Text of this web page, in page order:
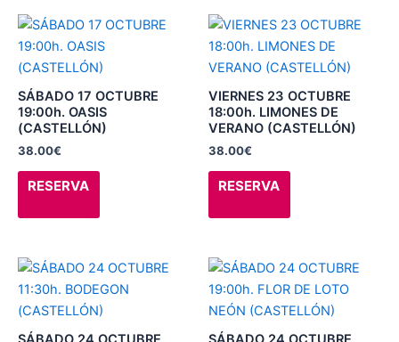
de
producto
de
producto
SÁBADO 17 OCTUBRE
19:00h. OASIS
(CASTELLÓN)
38.00€
RESERVA
Este
producto
tiene
múltiples
variantes.
Las
se
elegir
de
VIERNES 23 OCTUBRE
18:00h. LIMONES DE
VERANO (CASTELLÓN)
38.00€
RESERVA
Este
producto
tiene
múltiples
variantes.
Las
se
elegir
Este
producto
tiene
múltiples
Este
producto
tiene
múltiples